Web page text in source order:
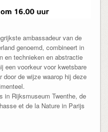
ambassadeur van de
genoemd, combineert in
en technieken en abstractie
een voorkeur voor kwetsbare
door de wijze waarop hij deze
in Rijksmuseum Twenthe, de
et de la Nature in Parijs